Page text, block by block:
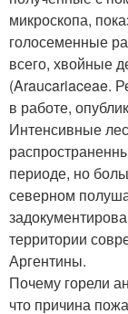
микроскопа,
голосеменные
всего, хвойные
(Araucariaceae.
в работе,
Интенсивные
периоде, но
северном
территории
Аргентины.
Почему горели
что причина